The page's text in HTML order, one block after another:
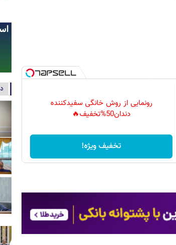
رونمایی از روش خانگی سفیدکننده
دندان50%تخفیف🔥
تخفیف ویژه!